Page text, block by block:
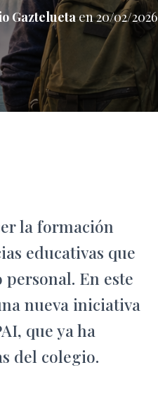
Gazteluetaen20/02/2026
la formación
educativas que
En este
nueva iniciativa
que ya ha
del colegio.